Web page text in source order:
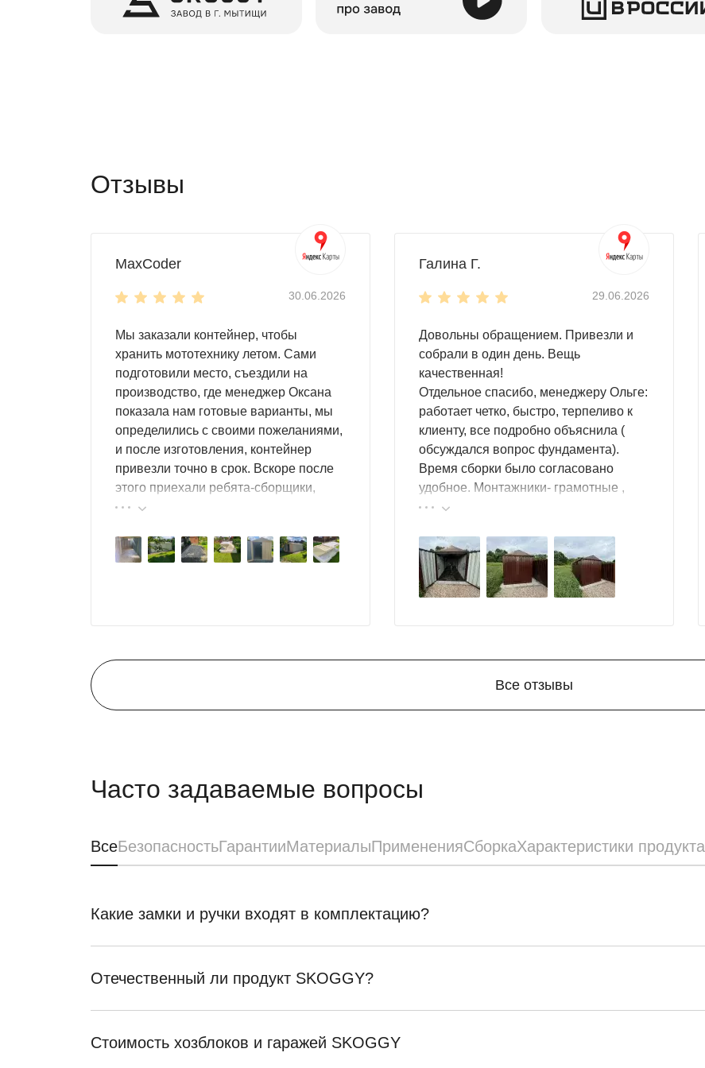
Отзывы
MaxCoder
30.06.2026
Мы заказали контейнер, чтобы
хранить мототехнику летом. Сами
подготовили место, съездили на
производство, где менеджер Оксана
показала нам готовые варианты, мы
определились с своими пожеланиями,
и после изготовления, контейнер
привезли точно в срок. Вскоре после
этого приехали ребята-сборщики,
быстро, за пару часов, всё собрали.
поэтому всем советуем эту фирму.
Галина Г.
29.06.2026
Довольны обращением. Привезли и
собрали в один день. Вещь
качественная!
Отдельное спасибо, менеджеру Ольге:
работает четко, быстро, терпеливо к
клиенту, все подробно объяснила (
обсуждался вопрос фундамента).
Время сборки было согласовано
удобное. Монтажники- грамотные ,
культурные ребята. Спасибо компании
большой выбор продукции, реальные
цены.
Все отзывы
Часто задаваемые вопросы
ВсеБезопасностьГарантииМатериалыПримененияСборкаХарактеристики продукта
Какие замки и ручки входят в комплектацию?
Отечественный ли продукт SKOGGY?
Стоимость хозблоков и гаражей SKOGGY